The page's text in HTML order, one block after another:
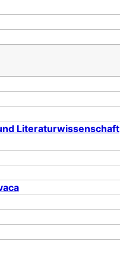
Literaturwissenschaft